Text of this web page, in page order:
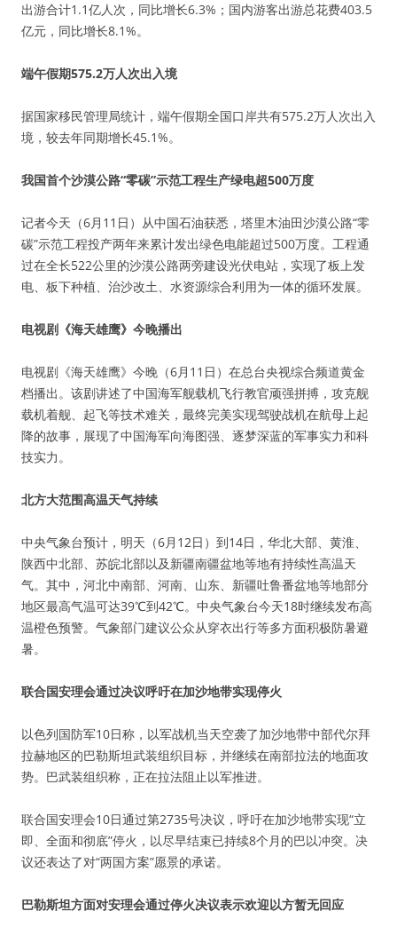
出游合计1.1亿人次，同比增长6.3%；国内游客出游总花费403.5
亿元，同比增长8.1%。
端午假期575.2万人次出入境
据国家移民管理局统计，端午假期全国口岸共有575.2万人次出入
境，较去年同期增长45.1%。
我国首个沙漠公路“零碳”示范工程生产绿电超500万度
记者今天（6月11日）从中国石油获悉，塔里木油田沙漠公路“零
碳”示范工程投产两年来累计发出绿色电能超过500万度。工程通
过在全长522公里的沙漠公路两旁建设光伏电站，实现了板上发
电、板下种植、治沙改土、水资源综合利用为一体的循环发展。
电视剧《海天雄鹰》今晚播出
电视剧《海天雄鹰》今晚（6月11日）在总台央视综合频道黄金
档播出。该剧讲述了中国海军舰载机飞行教官顽强拼搏，攻克舰
载机着舰、起飞等技术难关，最终完美实现驾驶战机在航母上起
降的故事，展现了中国海军向海图强、逐梦深蓝的军事实力和科
技实力。
北方大范围高温天气持续
中央气象台预计，明天（6月12日）到14日，华北大部、黄淮、
陕西中北部、苏皖北部以及新疆南疆盆地等地有持续性高温天
气。其中，河北中南部、河南、山东、新疆吐鲁番盆地等地部分
地区最高气温可达39℃到42℃。中央气象台今天18时继续发布高
温橙色预警。气象部门建议公众从穿衣出行等多方面积极防暑避
暑。
联合国安理会通过决议呼吁在加沙地带实现停火
以色列国防军10日称，以军战机当天空袭了加沙地带中部代尔拜
拉赫地区的巴勒斯坦武装组织目标，并继续在南部拉法的地面攻
势。巴武装组织称，正在拉法阻止以军推进。
联合国安理会10日通过第2735号决议，呼吁在加沙地带实现“立
即、全面和彻底”停火，以尽早结束已持续8个月的巴以冲突。决
议还表达了对“两国方案”愿景的承诺。
巴勒斯坦方面对安理会通过停火决议表示欢迎以方暂无回应